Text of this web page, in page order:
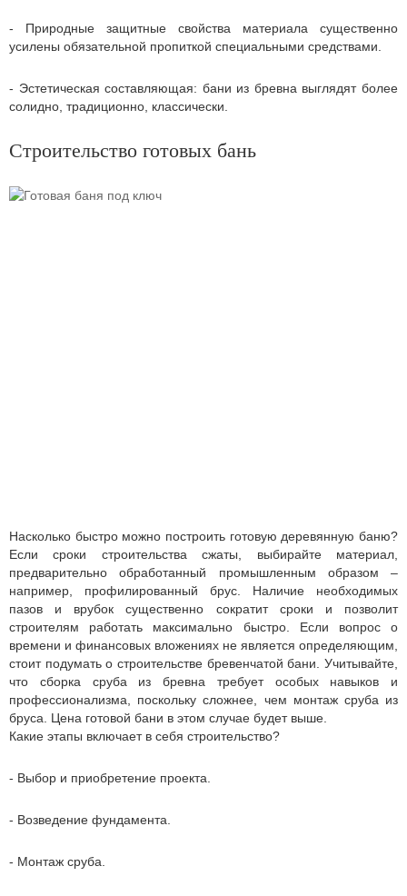
- Природные защитные свойства материала существенно
усилены обязательной пропиткой специальными средствами.
- Эстетическая составляющая: бани из бревна выглядят более
солидно, традиционно, классически.
Строительство готовых бань
Насколько быстро можно построить готовую деревянную баню?
Если сроки строительства сжаты, выбирайте материал,
предварительно обработанный промышленным образом –
например, профилированный брус. Наличие необходимых
пазов и врубок существенно сократит сроки и позволит
строителям работать максимально быстро. Если вопрос о
времени и финансовых вложениях не является определяющим,
стоит подумать о строительстве бревенчатой бани. Учитывайте,
что сборка сруба из бревна требует особых навыков и
профессионализма, поскольку сложнее, чем монтаж сруба из
бруса. Цена готовой бани в этом случае будет выше.
Какие этапы включает в себя строительство?
- Выбор и приобретение проекта.
- Возведение фундамента.
- Монтаж сруба.